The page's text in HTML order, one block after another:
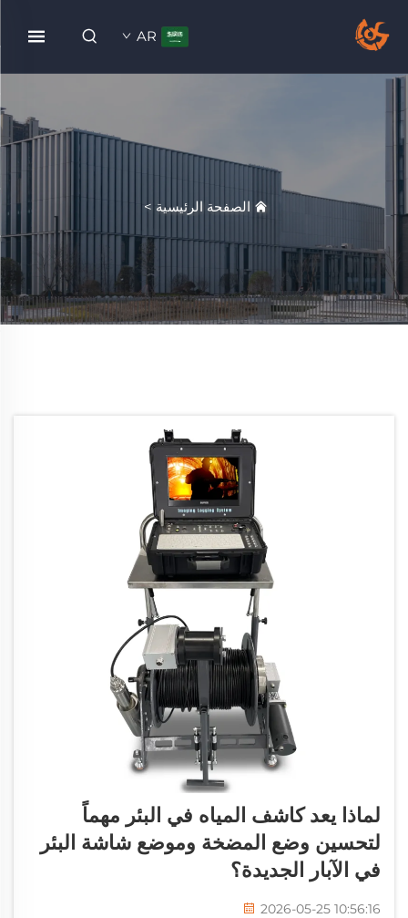
AR
الصفحة الرئيسية >
لماذا يعد كاشف المياه في البئر مهماً
لتحسين وضع المضخة وموضع شاشة البئر
في الآبار الجديدة؟
2026-05-25 10:56:16